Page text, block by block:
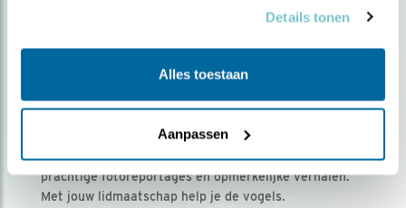
Details tonen
Alles toestaan
Aanpassen
Ontvang 5 x Vogels voor € 36,00 per jaar
Vogels is het tijdschrift voor onze leden, met
prachtige fotoreportages en opmerkelijke verhalen.
Met jouw lidmaatschap help je de vogels.